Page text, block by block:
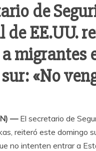
de
EE.UU.
migrantes
«No
—El secretario de
reiteró este domingo
no intenten entrar a